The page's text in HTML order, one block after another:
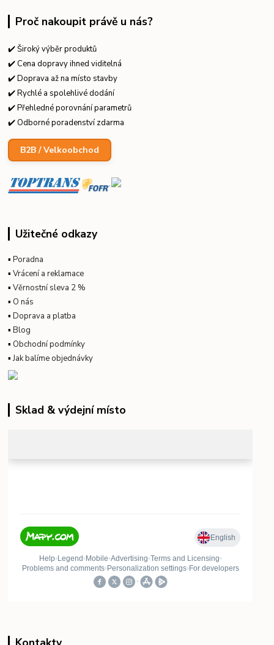
Proč nakoupit právě u nás?
✔️ Široký výběr produktů
✔️ Cena dopravy ihned viditelná
✔️ Doprava až na místo stavby
✔️ Rychlé a spolehlivé dodání
✔️ Přehledné porovnání parametrů
✔️ Odborné poradenství zdarma
B2B / Velkoobchod
Užitečné odkazy
▪Poradna
▪Vrácení a reklamace
▪Věrnostní sleva 2 %
▪ O nás
▪Doprava a platba
▪Blog
▪ Obchodní podmínky
▪Jak balíme objednávky
Sklad & výdejní místo